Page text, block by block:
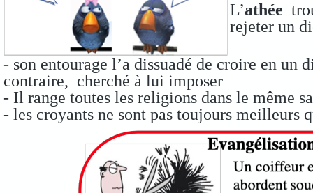
- son entourage l’a dissuadé de croire en un
contraire, cherché à lui imposer
- Il range toutes les religions dans le même
- les croyants ne sont pas toujours meilleurs
L’athée
rejeter un